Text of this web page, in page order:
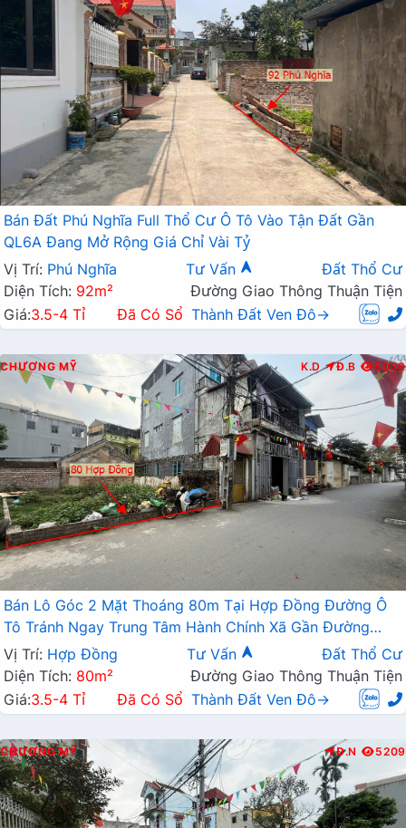
Bán Đất Phú Nghĩa Full Thổ Cư Ô Tô Vào Tận Đất Gần
QL6A Đang Mở Rộng Giá Chỉ Vài Tỷ
Vị Trí: Phú Nghĩa Tư Vấn
Đất Thổ Cư
Diện Tích: 92m²
Đường Giao Thông Thuận Tiện
Giá:3.5-4 Tỉ Đã Có Sổ Thành Đất Ven Đô→
CHƯƠNG MỸ K.D Đ.B 5039
Bán Lô Góc 2 Mặt Thoáng 80m Tại Hợp Đồng Đường Ô
Tô Tránh Ngay Trung Tâm Hành Chính Xã Gần Đường
TL419
Vị Trí: Hợp Đồng Tư Vấn
Đất Thổ Cư
Diện Tích: 80m²
Đường Giao Thông Thuận Tiện
Giá:3.5-4 Tỉ Đã Có Sổ Thành Đất Ven Đô→
CHƯƠNG MỸ Đ.N 5209